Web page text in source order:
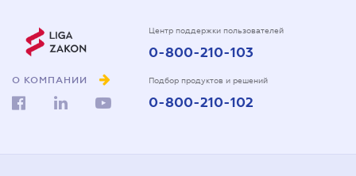
О КОМПАНИИ
Центр поддержки пользователей
0-800-210-103
Подбор продуктов и решений
0-800-210-102